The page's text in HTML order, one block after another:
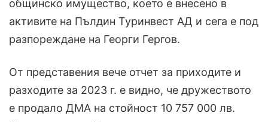
общинско имущество, което е внесено в
активите на Пълдин Туринвест АД и сега е под
разпореждане на Георги Гергов.
От представения вече отчет за приходите и
разходите за 2023 г. е видно, че дружеството
е продало ДМА на стойност 10 757 000 лв.